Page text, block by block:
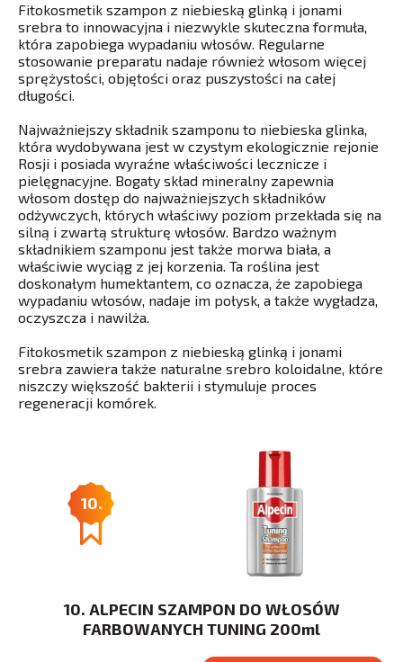
Fitokosmetik szampon z niebieską glinką i jonami
srebra to innowacyjna i niezwykle skuteczna formuła,
która zapobiega wypadaniu włosów. Regularne
stosowanie preparatu nadaje również włosom więcej
sprężystości, objętości oraz puszystości na całej
długości.
Najważniejszy składnik szamponu to niebieska glinka,
która wydobywana jest w czystym ekologicznie rejonie
Rosji i posiada wyraźne właściwości lecznicze i
pielęgnacyjne. Bogaty skład mineralny zapewnia
włosom dostęp do najważniejszych składników
odżywczych, których właściwy poziom przekłada się na
silną i zwartą strukturę włosów. Bardzo ważnym
składnikiem szamponu jest także morwa biała, a
właściwie wyciąg z jej korzenia. Ta roślina jest
doskonałym humektantem, co oznacza, że zapobiega
wypadaniu włosów, nadaje im połysk, a także wygładza,
oczyszcza i nawilża.
Fitokosmetik szampon z niebieską glinką i jonami
srebra zawiera także naturalne srebro koloidalne, które
niszczy większość bakterii i stymuluje proces
regeneracji komórek.
10.
10. ALPECIN SZAMPON DO WŁOSÓW
FARBOWANYCH TUNING 200ml